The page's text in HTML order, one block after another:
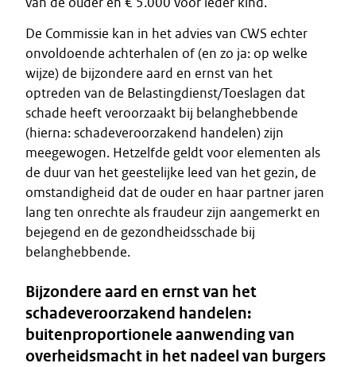
De Commissie kan in het advies van CWS echter
onvoldoende achterhalen of (en zo ja: op welke
wijze) de bijzondere aard en ernst van het
optreden van de Belastingdienst/Toeslagen dat
schade heeft veroorzaakt bij belanghebbende
(hierna: schadeveroorzakend handelen) zijn
meegewogen. Hetzelfde geldt voor elementen als
de duur van het geestelijke leed van het gezin, de
omstandigheid dat de ouder en haar partner jaren
lang ten onrechte als fraudeur zijn aangemerkt en
bejegend en de gezondheidsschade bij
belanghebbende.
Bijzondere aard en ernst van het
schadeveroorzakend handelen:
buitenproportionele aanwending van
overheidsmacht in het nadeel van burgers